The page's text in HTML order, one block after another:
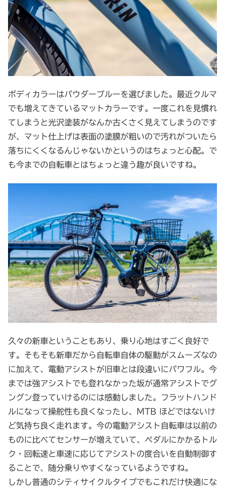
ボディカラーはパウダーブルーを選びました。最近クルマ
でも増えてきているマットカラーです。一度これを見慣れ
てしまうと光沢塗装がなんか古くさく見えてしまうのです
が、マット仕上げは表面の塗膜が粗いので汚れがついたら
落ちにくくなるんじゃないかというのはちょっと心配。で
も今までの自転車とはちょっと違う趣が良いですね。
久々の新車ということもあり、乗り心地はすごく良好で
す。そもそも新車だから自転車自体の駆動がスムーズなの
に加えて、電動アシストが旧車とは段違いにパワフル。今
までは強アシストでも登れなかった坂が通常アシストでグ
ングン登っていけるのには感動しました。フラットハンド
ルになって操舵性も良くなったし、MTB ほどではないけ
ど気持ち良く走れます。今の電動アシスト自転車は以前の
ものに比べてセンサーが増えていて、ペダルにかかるトル
ク・回転速と車速に応じてアシストの度合いを自動制御す
ることで、随分乗りやすくなっているようですね。
しかし普通のシティサイクルタイプでもこれだけ快適にな